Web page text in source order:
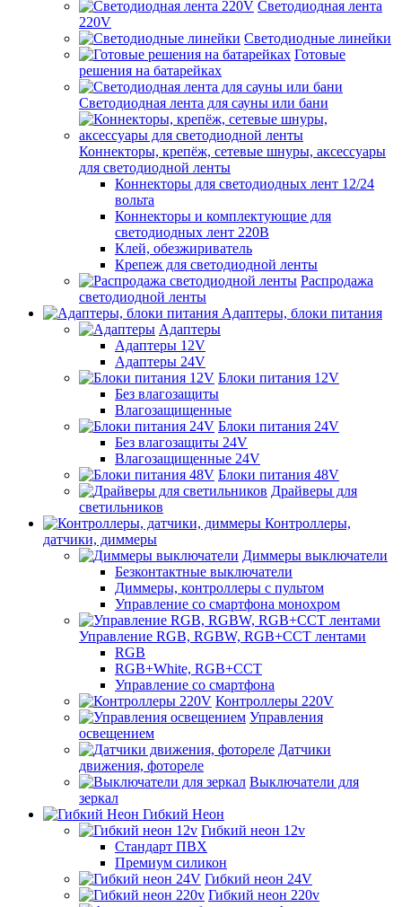
Светодиодная лента
220V
Светодиодные линейки
Готовые
решения на батарейках
Светодиодная лента для сауны или бани
Коннекторы, крепёж, сетевые шнуры, аксессуары
для светодиодной ленты
Коннекторы для светодиодных лент 12/24
вольта
Коннекторы и комплектующие для
светодиодных лент 220В
Клей, обезжириватель
Крепеж для светодиодной ленты
Распродажа
светодиодной ленты
Адаптеры, блоки питания
Адаптеры
Адаптеры 12V
Адаптеры 24V
Блоки питания 12V
Без влагозащиты
Влагозащищенные
Блоки питания 24V
Без влагозащиты 24V
Влагозащищенные 24V
Блоки питания 48V
Драйверы для
светильников
Контроллеры,
датчики, диммеры
Диммеры выключатели
Безконтактные выключатели
Диммеры, контроллеры с пультом
Управление со смартфона монохром
Управление RGB, RGBW, RGB+CCT лентами
RGB
RGB+White, RGB+CCT
Управление со смартфона
Контроллеры 220V
Управления
освещением
Датчики
движения, фотореле
Выключатели для
зеркал
Гибкий Неон
Гибкий неон 12v
Стандарт ПВХ
Премиум силикон
Гибкий неон 24V
Гибкий неон 220v